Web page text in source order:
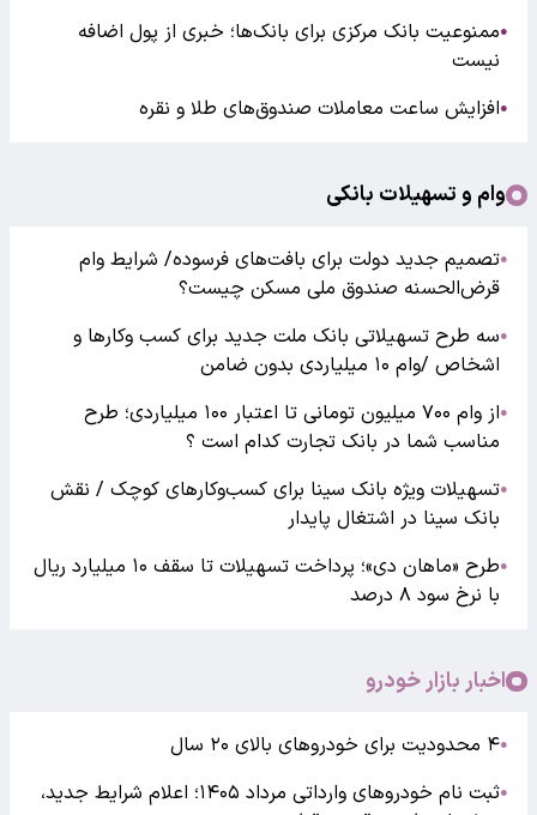
●ممنوعیت بانک مرکزی برای بانک‌ها؛ خبری از پول اضافه
نیست
●افزایش ساعت معاملات صندوق‌های طلا و نقره
وام و تسهیلات بانکی
●تصمیم جدید دولت برای بافت‌های فرسوده/ شرایط وام
قرض‌الحسنه صندوق ملی مسکن چیست؟
●سه طرح تسهیلاتی بانک ملت جدید برای کسب وکارها و
اشخاص /وام ۱۰ میلیاردی بدون ضامن
●
از وام ۷۰۰ میلیون تومانی تا اعتبار ۱۰۰ میلیاردی؛ طرح
مناسب شما در بانک تجارت کدام است ؟
●تسهیلات ویژه بانک سینا برای کسب‌وکارهای کوچک / نقش
بانک سینا در اشتغال پایدار
●
طرح «ماهان دی»؛ پرداخت تسهیلات تا سقف ۱۰ میلیارد ریال
با نرخ سود ۸ درصد
اخبار بازار خودرو
●۴ محدودیت برای خودروهای بالای ۲۰ سال
●
ثبت نام خودروهای وارداتی مرداد ۱۴۰۵؛ اعلام شرایط جدید،